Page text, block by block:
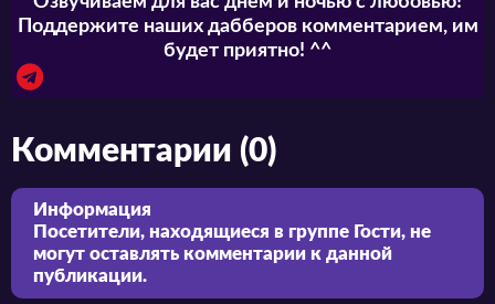
Поддержите наших дабберов комментарием, им
будет приятно! ^^
Комментарии (0)
Информация
Посетители, находящиеся в группе Гости, не
могут оставлять комментарии к данной
публикации.